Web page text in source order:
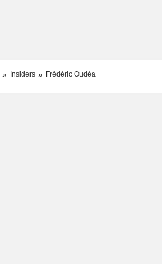
Insiders Frédéric Oudéa